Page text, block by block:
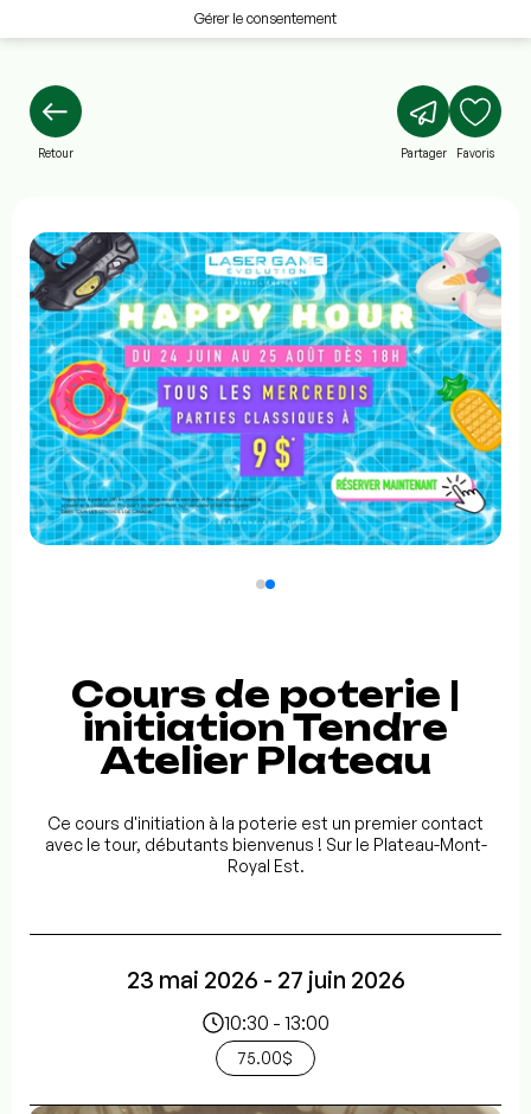
Gérer le consentement
Retour Partager Favoris
Cours de poterie |
initiation Tendre
Atelier Plateau
Ce cours d'initiation à la poterie est un premier contact
avec le tour, débutants bienvenus ! Sur le Plateau-Mont-
Royal Est.
23 mai 2026 - 27 juin 2026
10:30 - 13:00
75.00$